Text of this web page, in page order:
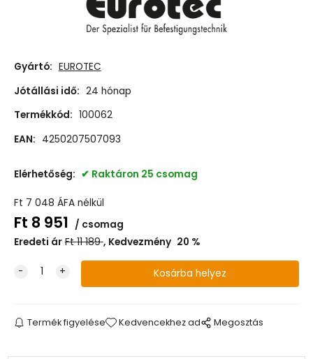
Gyártó: EUROTEC
Jótállási idő: 24 hónap
Termékkód: 100062
EAN: 4250207507093
Elérhetőség: Raktáron 25 csomag
Ft 7 048 ÁFA nélkül
Ft 8 951
csomag
Eredeti ár Ft11 189 Kedvezmény 20 %
Termék figyelése Kedvencekhez ad Megosztás